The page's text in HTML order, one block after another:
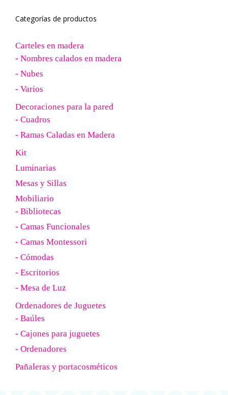
Categorías de productos
Carteles en madera
- Nombres calados en madera
- Nubes
- Varios
Decoraciones para la pared
- Cuadros
- Ramas Caladas en Madera
Kit
Luminarias
Mesas y Sillas
Mobiliario
- Bibliotecas
- Camas Funcionales
- Camas Montessori
- Cómodas
- Escritorios
- Mesa de Luz
Ordenadores de Juguetes
- Baúles
- Cajones para juguetes
- Ordenadores
Pañaleras y portacosméticos